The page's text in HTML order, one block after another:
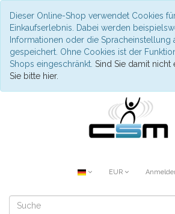
Dieser Online-Shop verwendet Cookies
Einkaufserlebnis. Dabei werden
Informationen oder die Spracheinstellung
gespeichert. Ohne Cookies ist der
Shops eingeschränkt. Sind Sie damit nicht
Sie bitte hier.
EUR